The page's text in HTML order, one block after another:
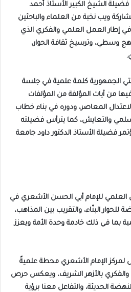
الشيخ الكبير الأستاذ أحمد
ويب نخبة من العلماء والباحثين
إطار العمل العلمي والفكري الذي
وسطي، وترسيخ ثقافة الحوار،
الجمهورية كلمة علمية في جلسة
من آيات المؤلفة من المؤلفات
المعاصر، ودوره في بناء خطاب
والتعايش، كما يترأس فضيلته
فضيلة الأستاذ الدكتور داود جامعة
العلمي للإمام أبي الحسن الأشعري في
للحوار البنّاء، والتقريب بين المذاهب،
بما في ذلك خادمة وحدة الأمة ويعزز
لمركز الإمام الأشعري محطة علميةً
بالأزهر الشريف، ويعكس حرص
الحديثة، والتفاعل معنا برؤية